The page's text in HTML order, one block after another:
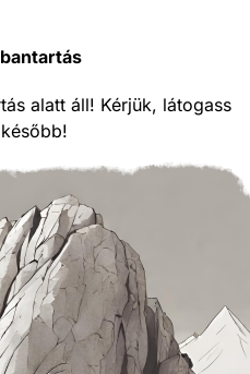
alatt áll! Kérjük, látogass